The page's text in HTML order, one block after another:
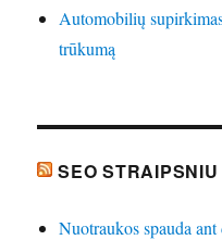
Automobilių
trūkumą
SEO
Nuotraukos spauda